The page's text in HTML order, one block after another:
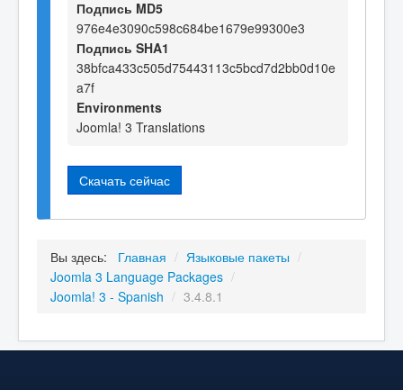
Подпись MD5
976e4e3090c598c684be1679e99300e3
Подпись SHA1
38bfca433c505d75443113c5bcd7d2bb0d10e
a7f
Environments
Joomla! 3 Translations
Скачать сейчас
Вы здесь: Главная / Языковые пакеты /
Joomla 3 Language Packages /
Joomla! 3 - Spanish / 3.4.8.1